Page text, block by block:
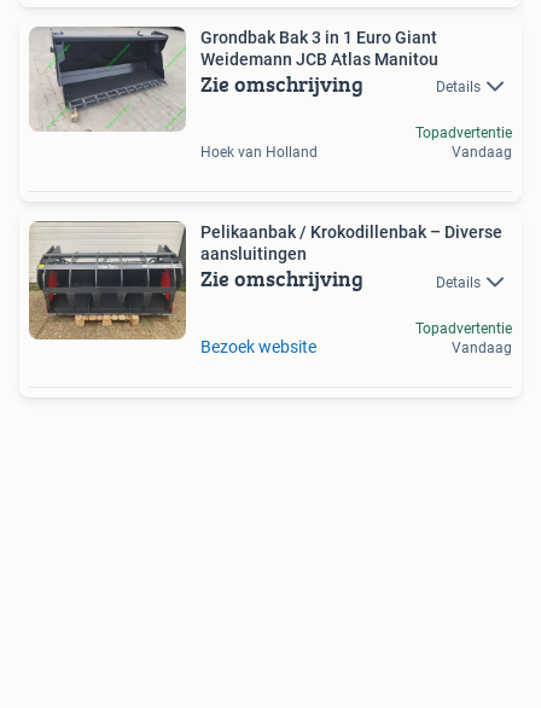
Grondbak Bak 3 in 1 Euro Giant
Weidemann JCB Atlas Manitou
Zie omschrijving Details
Hoek van Holland
Topadvertentie
Vandaag
Pelikaanbak / Krokodillenbak – Diverse
aansluitingen
Zie omschrijving Details
Bezoek website
Topadvertentie
Vandaag